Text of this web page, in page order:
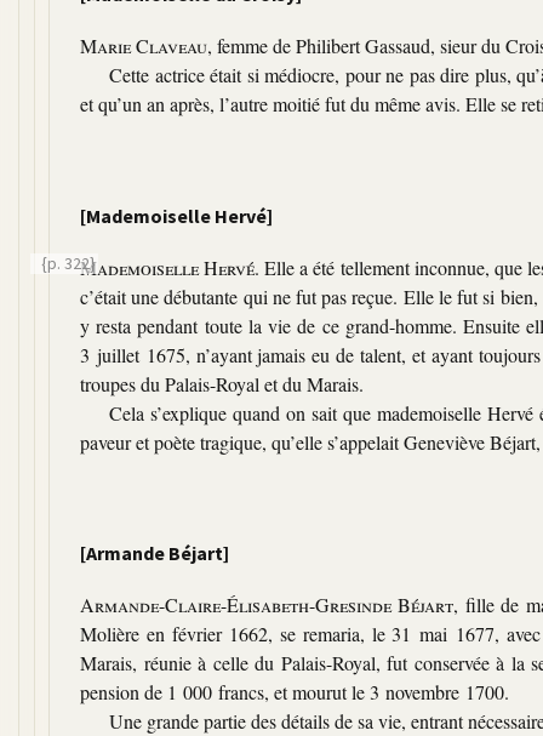
Marie Claveau, femme de Philibert Gassaud, sieur du
Cette actrice était si médiocre, pour ne pas dire plus,
et qu’un an après, l’autre moitié fut du même avis. Elle se
[Mademoiselle Hervé]
Mademoiselle Hervé. Elle a été tellement inconnue, que
{p. 322}
c’était une débutante qui ne fut pas reçue. Elle le fut si
y resta pendant toute la vie de ce grand-homme. Ensuite
3 juillet 1675, n’ayant jamais eu de talent, et ayant
troupes du Palais-Royal et du Marais.
Cela s’explique quand on sait que mademoiselle
paveur et poète tragique, qu’elle s’appelait Geneviève
[Armande Béjart]
Armande-Claire-Élisabeth-Gresinde Béjart, fille de
Molière en février 1662, se remaria, le 31 mai 1677,
Marais, réunie à celle du Palais-Royal, fut conservée à la
pension de 1 000 francs, et mourut le 3 novembre 1700.
Une grande partie des détails de sa vie, entrant